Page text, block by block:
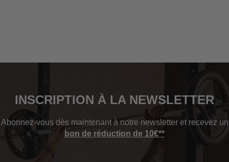
INSCRIPTION À LA NEWSLETTER
Abonnez-vous dès maintenant à notre newsletter et recevez un
bon de réduction de 10€**